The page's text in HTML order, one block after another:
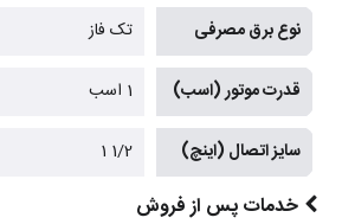
نوع برق مصرفی تک فاز
قدرت موتور (اسب) 1 اسب
سایز اتصال (اینچ) 1/2 1
خدمات پس از فروش